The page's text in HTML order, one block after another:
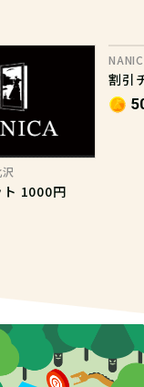
ト 1000円
割引